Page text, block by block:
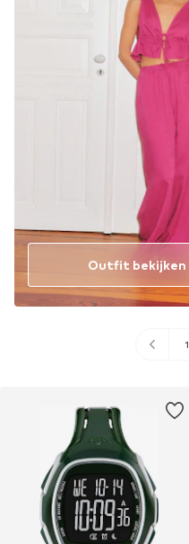
Outfit bekijken
1